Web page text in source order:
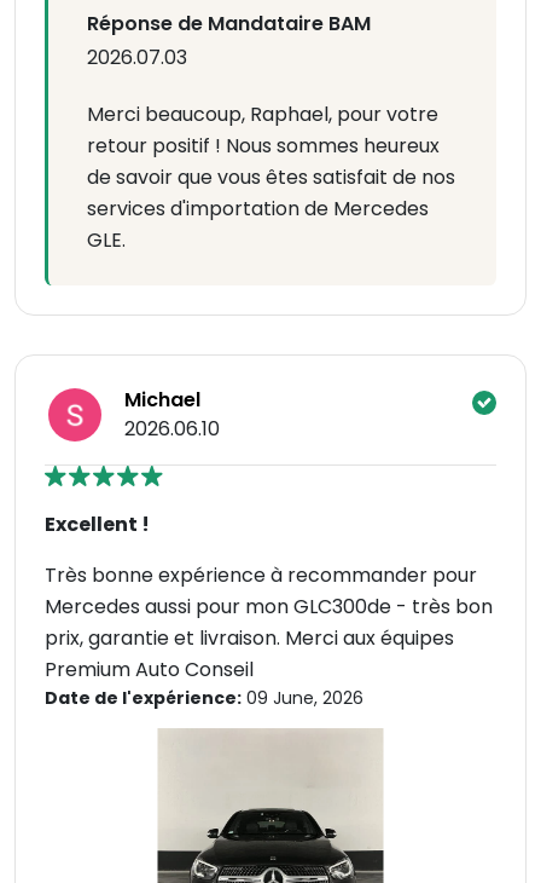
Réponse de Mandataire BAM
2026.07.03
Merci beaucoup, Raphael, pour votre
retour positif ! Nous sommes heureux
de savoir que vous êtes satisfait de nos
services d'importation de Mercedes
GLE.
Michael
2026.06.10
Excellent !
Très bonne expérience à recommander pour
Mercedes aussi pour mon GLC300de - très bon
prix, garantie et livraison. Merci aux équipes
Premium Auto Conseil
Date de l'expérience: 09 June, 2026